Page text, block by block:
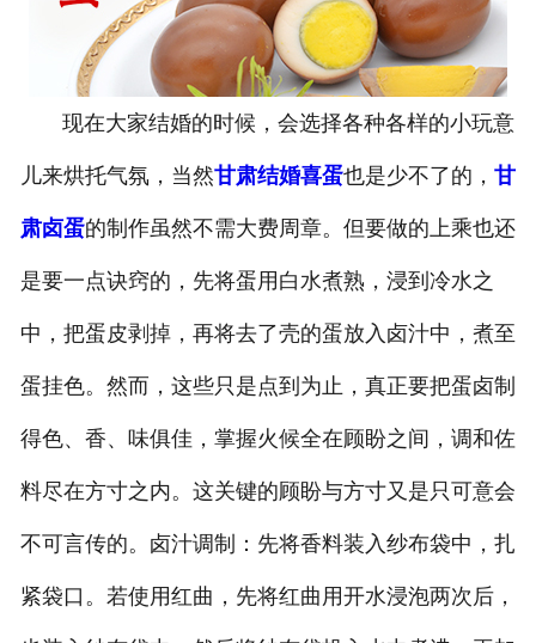
甘肃食品代加工
甘肃精忠报国八大锤典故版
- 甘肃蜜汁味卤蛋
- 甘肃茶香味卤蛋
现在大家结婚的时候，会选择各种各样的小玩意
儿来烘托气氛，当然甘肃结婚喜蛋也是少不了的， 甘
肃卤蛋的制作虽然不需大费周章。但要做的上乘也还
是要一点诀窍的，先将蛋用白水煮熟，浸到冷水之
中，把蛋皮剥掉，再将去了壳的蛋放入卤汁中，煮至
蛋挂色。然而，这些只是点到为止，真正要把蛋卤制
得色、香、味俱佳，掌握火候全在顾盼之间，调和佐
料尽在方寸之内。这关键的顾盼与方寸又是只可意会
不可言传的。卤汁调制：先将香料装入纱布袋中，扎
紧袋口。若使用红曲，先将红曲用开水浸泡两次后，